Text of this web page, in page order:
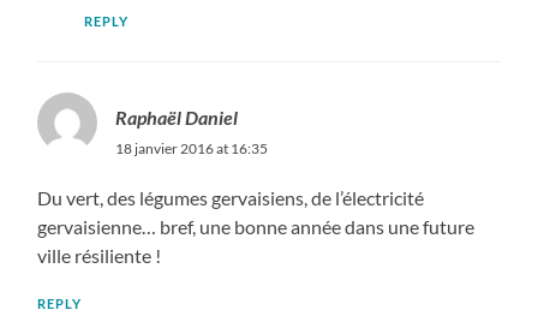
REPLY
Raphaël Daniel
18 janvier 2016 at 16:35
Du vert, des légumes gervaisiens, de l’électricité
gervaisienne… bref, une bonne année dans une future
ville résiliente !
REPLY